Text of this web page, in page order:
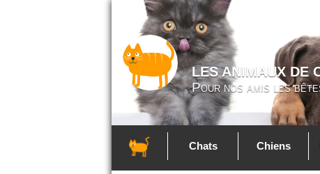
LES ANIMAUX DE
Pour nos amis les
Chats Chiens